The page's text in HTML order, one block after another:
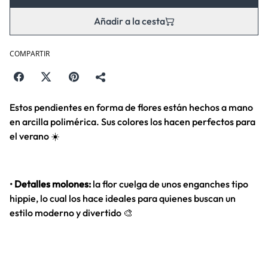
Añadir a la cesta
COMPARTIR
Estos pendientes en forma de flores están hechos a mano
en arcilla polimérica. Sus colores los hacen perfectos para
el verano ☀️
• Detalles molones: la flor cuelga de unos enganches tipo
hippie, lo cual los hace ideales para quienes buscan un
estilo moderno y divertido 🎨